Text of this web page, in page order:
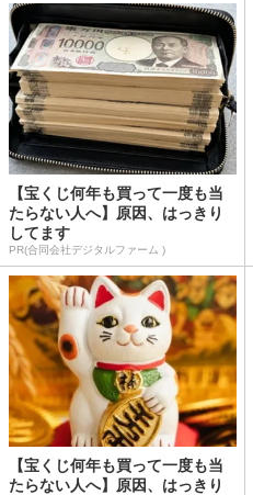
【宝くじ何年も買って一度も当
たらない人へ】原因、はっきり
してます
PR(合同会社デジタルファーム )
【宝くじ何年も買って一度も当
たらない人へ】原因、はっきり